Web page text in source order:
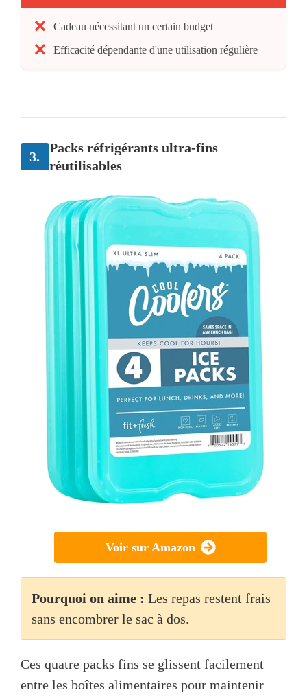
Cadeau nécessitant un certain budget
Efficacité dépendante d'une utilisation régulière
3.
Packs réfrigérants ultra-fins
réutilisables
Voir sur Amazon
Pourquoi on aime : Les repas restent frais
sans encombrer le sac à dos.
Ces quatre packs fins se glissent facilement
entre les boîtes alimentaires pour maintenir